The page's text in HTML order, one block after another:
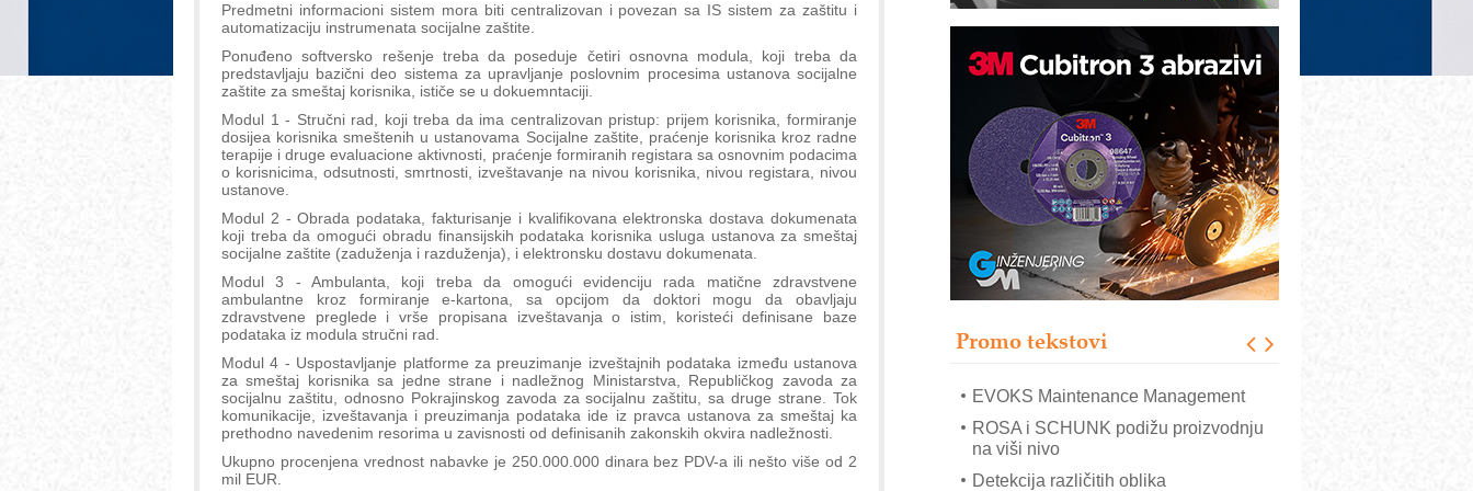
Predmetni informacioni sistem mora biti centralizovan i povezan sa IS sistem za zaštitu i
automatizaciju instrumenata socijalne zaštite.
Ponuđeno softversko rešenje treba da poseduje četiri osnovna modula, koji treba da
predstavljaju bazični deo sistema za upravljanje poslovnim procesima ustanova socijalne
zaštite za smeštaj korisnika, ističe se u dokuemntaciji.
Modul 1 - Stručni rad, koji treba da ima centralizovan pristup: prijem korisnika, formiranje
dosijea korisnika smeštenih u ustanovama Socijalne zaštite, praćenje korisnika kroz radne
terapije i druge evaluacione aktivnosti, praćenje formiranih registara sa osnovnim podacima
o korisnicima, odsutnosti, smrtnosti, izveštavanje na nivou korisnika, nivou registara, nivou
ustanove.
Modul 2 - Obrada podataka, fakturisanje i kvalifikovana elektronska dostava dokumenata
koji treba da omogući obradu finansijskih podataka korisnika usluga ustanova za smeštaj
socijalne zaštite (zaduženja i razduženja), i elektronsku dostavu dokumenata.
Modul 3 - Ambulanta, koji treba da omogući evidenciju rada matične zdravstvene
ambulantne kroz formiranje e-kartona, sa opcijom da doktori mogu da obavljaju
zdravstvene preglede i vrše propisana izveštavanja o istim, koristeći definisane baze
podataka iz modula stručni rad.
Modul 4 - Uspostavljanje platforme za preuzimanje izveštajnih podataka između ustanova
za smeštaj korisnika sa jedne strane i nadležnog Ministarstva, Republičkog zavoda za
socijalnu zaštitu, odnosno Pokrajinskog zavoda za socijalnu zaštitu, sa druge strane. Tok
komunikacije, izveštavanja i preuzimanja podataka ide iz pravca ustanova za smeštaj ka
prethodno navedenim resorima u zavisnosti od definisanih zakonskih okvira nadležnosti.
Ukupno procenjena vrednost nabavke je 250.000.000 dinara bez PDV-a ili nešto više od 2
mil EUR.
Promo tekstovi
Trajna oznaka kao dugoročna korist
Bezbednost na prvom mestu!
IB BLUMENAUER - više od 40 godina
poverenja u industriji
RMQ-TITAN ADVANCED INDICATOR
– Pametna signalizacija za efikasnije
upravljanje mašinama
solarnim elektranama i vetroparkovima
EVOKS Maintenance Management
ROSA i SCHUNK podižu proizvodnju
na viši nivo
Detekcija različitih oblika